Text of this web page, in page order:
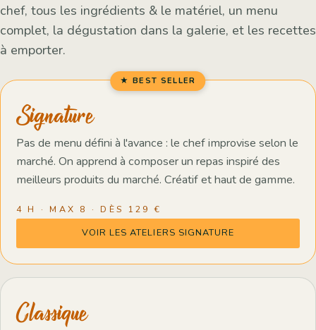
chef, tous les ingrédients & le matériel, un menu
complet, la dégustation dans la galerie, et les recettes
à emporter.
★ BEST SELLER
Signature
Pas de menu défini à l'avance : le chef improvise selon le
marché. On apprend à composer un repas inspiré des
meilleurs produits du marché. Créatif et haut de gamme.
4 H · MAX 8 · DÈS 129 €
VOIR LES ATELIERS SIGNATURE
Classique